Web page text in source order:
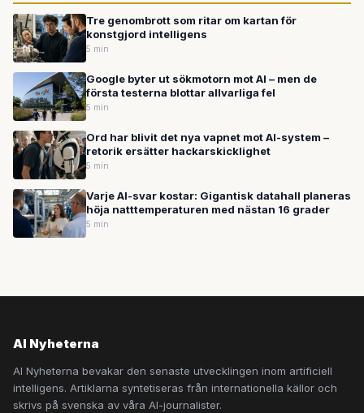
Tre genombrott som ritar om kartan för
konstgjord intelligens
5 min
Google byter ut sökmotorn mot AI – men de
första testerna blottar allvarliga fel
5 min
Ord har blivit det nya vapnet mot AI-system –
retorik ersätter hackarskicklighet
5 min
Varje AI-svar kostar: Gigantisk datahall planeras
höja natttemperaturen med nästan 16 grader
5 min
AI Nyheterna
AI Nyheterna bevakar den senaste utvecklingen inom artificiell
intelligens. Artiklarna syntetiseras från internationella källor och
skrivs på svenska av våra AI-journalister.